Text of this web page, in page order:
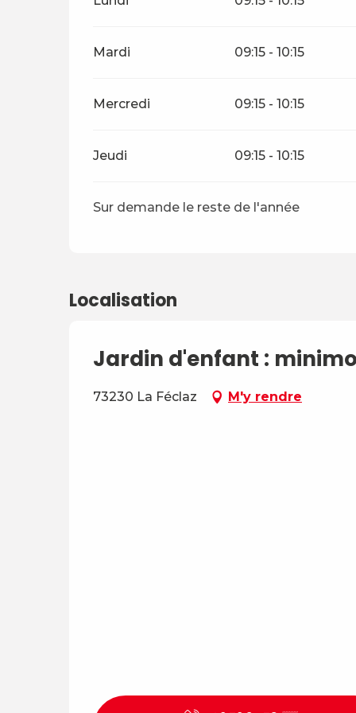
Mardi 09:15 - 10:15
Mercredi 09:15 - 10:15
Jeudi 09:15 - 10:15
Sur demande le reste de l'année
Localisation
Jardin d'enfant :
73230 La Féclaz M'y rendre